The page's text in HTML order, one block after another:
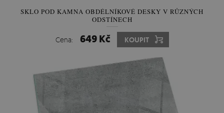
SKLO POD KAMNA OBDÉLNÍKOVÉ DESKY V RŮZNÝCH
ODSTÍNECH
Cena: 649 Kč KOUPIT